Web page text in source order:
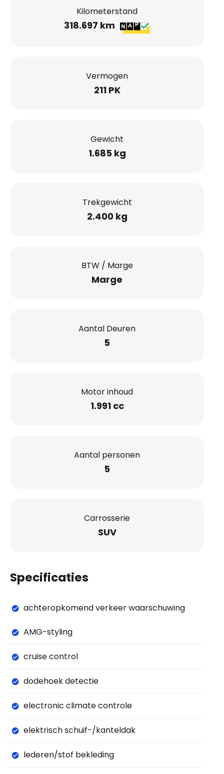
Kilometerstand
318.697 km
Vermogen
211 PK
Gewicht
1.685 kg
Trekgewicht
2.400 kg
BTW / Marge
Marge
Aantal Deuren
5
Motor inhoud
1.991 cc
Aantal personen
5
Carrosserie
SUV
Specificaties
achteropkomend verkeer waarschuwing
AMG-styling
cruise control
dodehoek detectie
electronic climate controle
elektrisch schuif-/kanteldak
lederen/stof bekleding